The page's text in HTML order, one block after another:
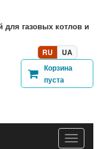
для газовых котлов и
RU
UA
Корзина
пуста